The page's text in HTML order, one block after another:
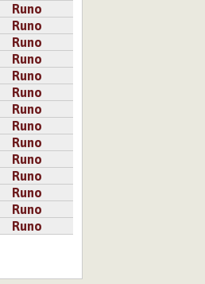
Runo
Runo
Runo
Runo
Runo
Runo
Runo
Runo
Runo
Runo
Runo
Runo
Runo
Runo